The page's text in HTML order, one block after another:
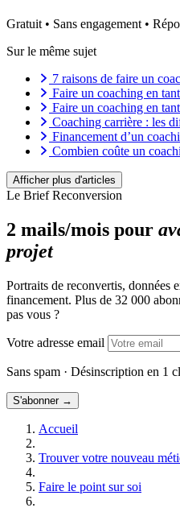
Gratuit • Sans engagement •
Sur le même sujet
7 raisons de faire un
Faire un coaching en
Faire un coaching en
Coaching carrière : les
Financement d’un
Combien coûte un
un formateur ?
Quand faire appel à un
Bilan de compétences
votre réorientation
Choisir le bon coach
Coaching de transition
Afficher plus d'articles
Le Brief Reconversion
2 mails/mois pour
projet
Portraits de reconvertis, données
financement. Plus de 32 000
pas vous ?
Votre adresse email
Sans spam · Désinscription en 1
S'abonner →
Accueil
Trouver votre nouveau
Faire le point sur soi